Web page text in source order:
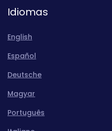
Idiomas
English
Español
Deutsche
Magyar
Português